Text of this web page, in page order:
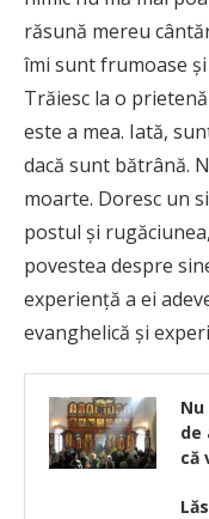
răsună mereu
îmi sunt frumoase
Trăiesc la o
este a mea. Iată,
dacă sunt bătrână.
moarte. Doresc un
postul şi
povestea despre
experienţă a ei
evanghelică şi
de
că